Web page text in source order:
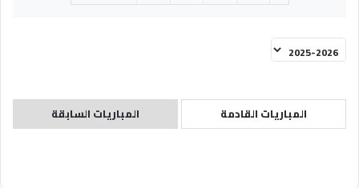
المباريات القادمة المباريات السابقة